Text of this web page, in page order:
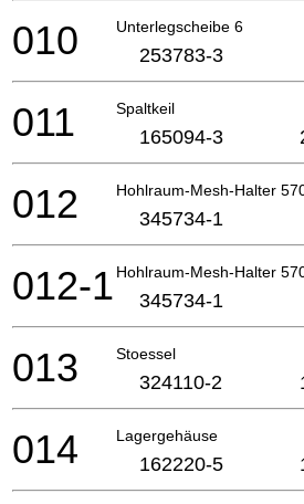
Unterlegscheibe 6
010 253783-3
Spaltkeil
011 165094-3
Hohlraum-Mesh-Halter
012 345734-1
Hohlraum-Mesh-Halter
012-1 345734-1
Stoessel
013 324110-2
Lagergehäuse
014 162220-5